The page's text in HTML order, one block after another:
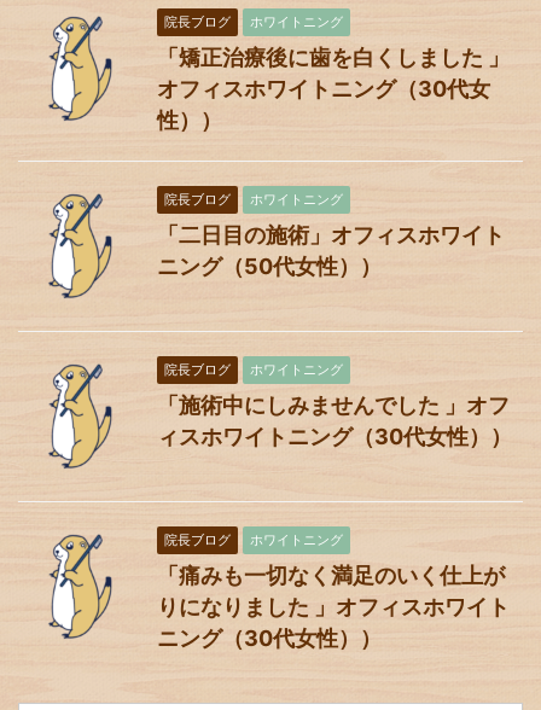
院長ブログ ホワイトニング
「矯正治療後に歯を白くしました 」
オフィスホワイトニング（30代女
性））
院長ブログ ホワイトニング
「二日目の施術」オフィスホワイト
ニング（50代女性））
院長ブログ ホワイトニング
「施術中にしみませんでした 」オフ
ィスホワイトニング（30代女性））
院長ブログ ホワイトニング
「痛みも一切なく満足のいく仕上が
りになりました 」オフィスホワイト
ニング（30代女性））